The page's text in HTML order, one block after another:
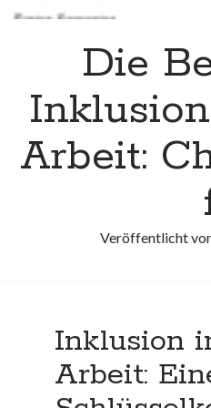
Die
Arbeit:
Veröffentlicht
Inklusion
Arbeit: